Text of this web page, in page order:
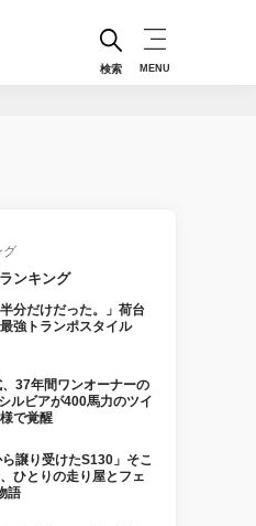
検索 MENU
グ
ンキング
半分だけだった。」荷台
強トランポスタイル
、37年間ワンオーナーの
ルビアが400馬力のツイ
で覚醒
ら譲り受けたS130」そこ
ひとりの走り屋とフェ
語